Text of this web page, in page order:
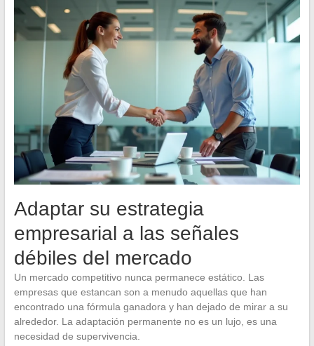
Adaptar su estrategia
empresarial a las señales
débiles del mercado
Un mercado competitivo nunca permanece estático. Las
empresas que estancan son a menudo aquellas que han
encontrado una fórmula ganadora y han dejado de mirar a su
alrededor. La adaptación permanente no es un lujo, es una
necesidad de supervivencia.